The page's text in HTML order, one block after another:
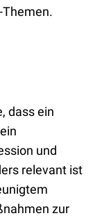
dass ein
und
relevant ist
zur